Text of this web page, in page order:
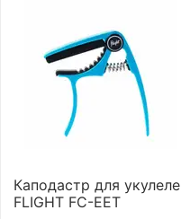
Каподастр для укулеле
FLIGHT FC-EET